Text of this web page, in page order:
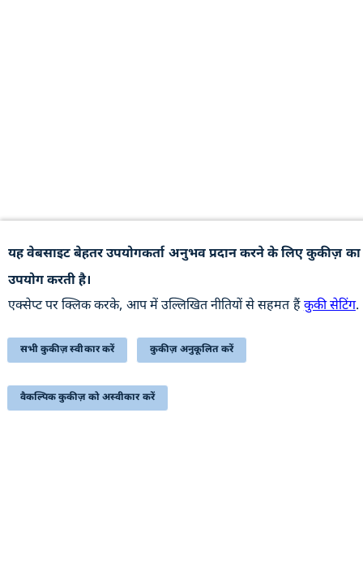
यह वेबसाइट बेहतर उपयोगकर्ता अनुभव प्रदान करने के लिए कुकीज़ का
उपयोग करती है।
एक्सेप्ट पर क्लिक करके, आप में उल्लिखित नीतियों से सहमत हैंकुकी सेटिंग.
सभी कुकीज़ स्वीकार करें कुकीज़ अनुकूलित करें
वैकल्पिक कुकीज़ को अस्वीकार करें
उपयोगी कड़ियां
अभिलेखागार
वेबसाइट की नीतियाँ
सहायता
सम्बंधित लिंक्स